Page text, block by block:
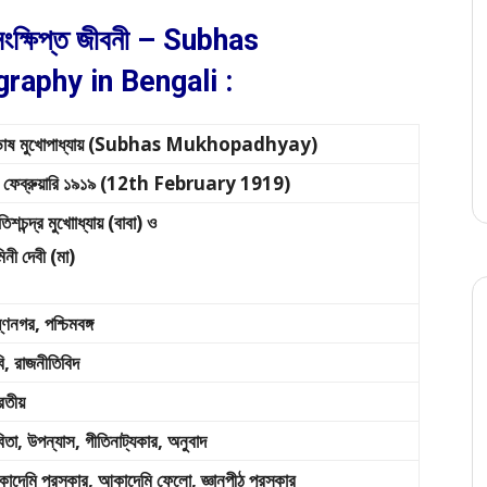
জীবনী – Subhas
in Bengali :
মুখোপাধ্যায় (Subhas Mukhopadhyay)
ফেব্রুয়ারি ১৯১৯ (12th February 1919)
মুখোাধ্যায় (বাবা) ও
দেবী (মা)
পশ্চিমবঙ্গ
রাজনীতিবিদ
উপন্যাস, গীতিনাট্যকার, অনুবাদ
পুরস্কার, আকাদেমি ফেলো, জ্ঞানপীঠ পুরস্কার